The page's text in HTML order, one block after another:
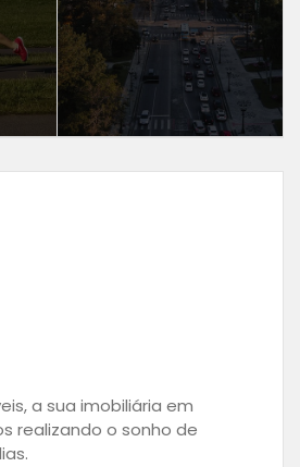
a sua imobiliária em
realizando o sonho de